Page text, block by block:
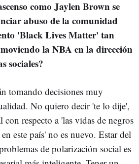
como Jaylen Brown se
abuso de la comunidad
'Black Lives Matter' tan
moviendo la NBA en la dirección
sociales?
tomando decisiones muy
No quiero decir 'te lo dije',
con respecto a 'las vidas de negros
este país' no es nuevo. Estar del
de polarización social es